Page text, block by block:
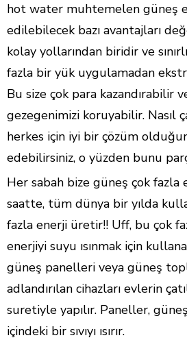
MEDYA MERKEZI
BIZE ULAŞIN
hot water muhtemelen güneş
edilebilecek bazı avantajları
kolay yollarından biridir ve
fazla bir yük uygulamadan
Bu size çok para kazandırabilir
gezegenimizi koruyabilir. Nasıl
herkes için iyi bir çözüm
edebilirsiniz, o yüzden bunu
Her sabah bize güneş çok fazla
saatte, tüm dünya bir yılda
fazla enerji üretir!! Uff, bu çok
enerjiyi suyu ısınmak için
güneş panelleri veya güneş
adlandırılan cihazları evlerin
suretiyle yapılır. Paneller,
içindeki bir sıvıyı ısırır.